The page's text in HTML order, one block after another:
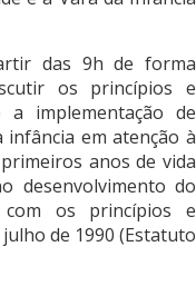
das 9h de forma
os princípios e
implementação de
em atenção à
anos de vida
desenvolvimento do
com os princípios e
julho de 1990 (Estatuto